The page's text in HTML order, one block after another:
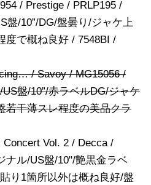
/ Prestige / PRLP195 /
盤/10”/DG/盤曇り/ジャケ上
度で概ね良好 / 7548BI /
/ Savoy / MG15056 /
盤/10”/赤ラベルDG/ジャケ
若干薄スレ程度の美品クラ
Vol. 2 / Decca /
ナル/US盤/10"/艶黒金ラベ
り1箇所以外は概ね良好/盤